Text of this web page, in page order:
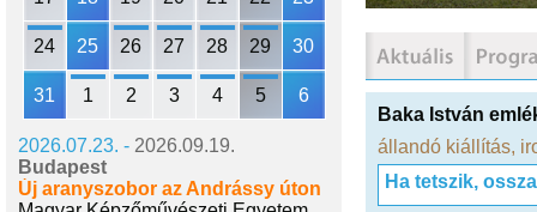
24 25 26 27 28 29 30
31 1 2 3 4 5 6
2026.07.23. - 2026.09.19.
Budapest
Új aranyszobor az Andrássy úton
Baka István
állandó kiállítás,
Ha tetszik,